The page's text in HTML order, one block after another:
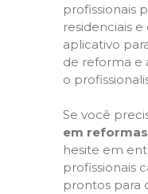
profissionais
residenciais
aplicativo
de reforma e
o
Se você
em
hesite em
profissionais
prontos para